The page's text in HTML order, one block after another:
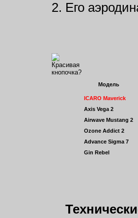
2. Его
Модель
ICARO Maverick
Axis Vega 2
Airwave Mustang 2
Ozone Addict 2
Advance Sigma 7
Gin Rebel